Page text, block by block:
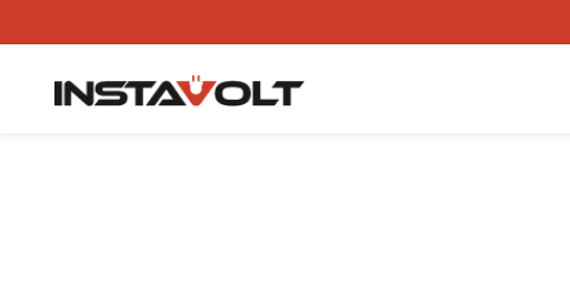
Ver outra localização